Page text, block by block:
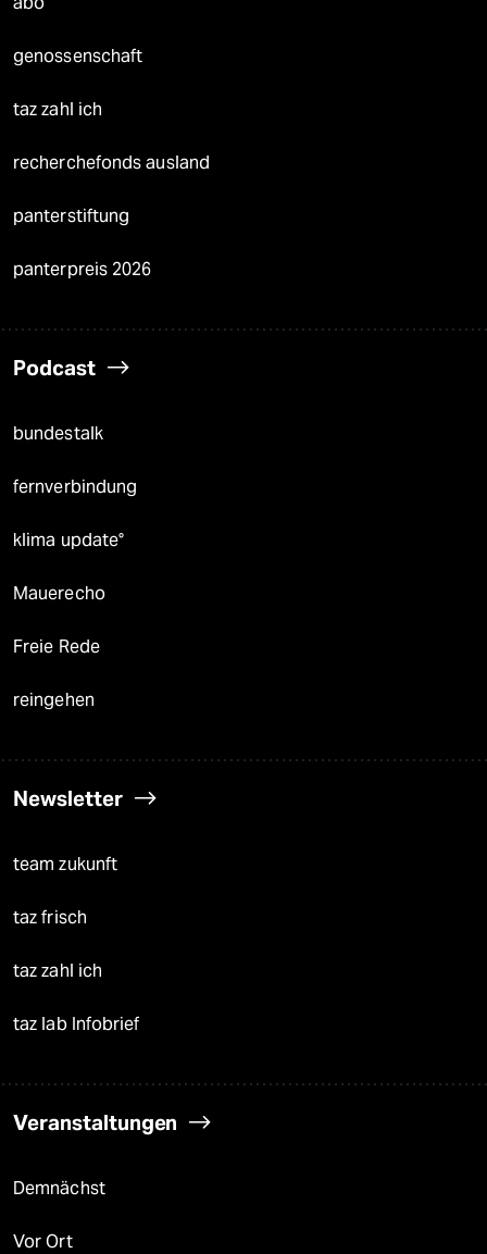
genossenschaft
taz zahl ich
recherchefonds ausland
panterstiftung
panterpreis 2026
Podcast
bundestalk
fernverbindung
klima update°
Mauerecho
Freie Rede
reingehen
Newsletter
team zukunft
taz frisch
taz zahl ich
taz lab Infobrief
Veranstaltungen
Demnächst
Vor Ort